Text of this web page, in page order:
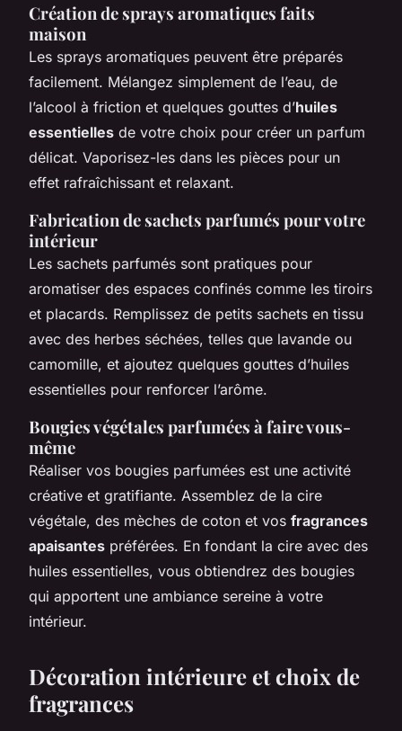
Création de sprays aromatiques faits
maison
Les sprays aromatiques peuvent être préparés
facilement. Mélangez simplement de l’eau, de
l’alcool à friction et quelques gouttes d’huiles
essentielles de votre choix pour créer un parfum
délicat. Vaporisez-les dans les pièces pour un
effet rafraîchissant et relaxant.
Fabrication de sachets parfumés pour votre
intérieur
Les sachets parfumés sont pratiques pour
aromatiser des espaces confinés comme les tiroirs
et placards. Remplissez de petits sachets en tissu
avec des herbes séchées, telles que lavande ou
camomille, et ajoutez quelques gouttes d’huiles
essentielles pour renforcer l’arôme.
Bougies végétales parfumées à faire vous-
même
Réaliser vos bougies parfumées est une activité
créative et gratifiante. Assemblez de la cire
végétale, des mèches de coton et vos fragrances
apaisantes préférées. En fondant la cire avec des
huiles essentielles, vous obtiendrez des bougies
qui apportent une ambiance sereine à votre
intérieur.
Décoration intérieure et choix de
fragrances